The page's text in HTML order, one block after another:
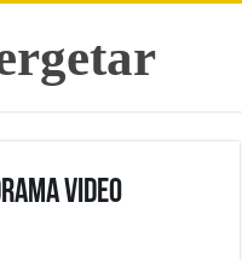
Video